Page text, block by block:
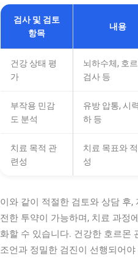
검사 및 검토
항목
내용
건강 상태 평
가
뇌하수체, 호
검사 등
부작용 민감
도 분석
유방 압통, 시
하 등
치료 목적 관
련성
치료 목표와
성
이와 같이 적절한 검토와 상담 후
전한 투약이 가능하며, 치료 과정
화할 수 있습니다. 건강한 호르몬
조언과 정밀한 검진이 선행되어